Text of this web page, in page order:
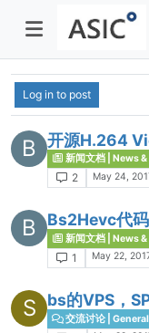
Log in to post
B 开源H.264
新闻文档 | News
2 May 24,
B Bs2Hevc代
新闻文档 | News
1 May 22,
S bs的VPS，
交流讨论 |